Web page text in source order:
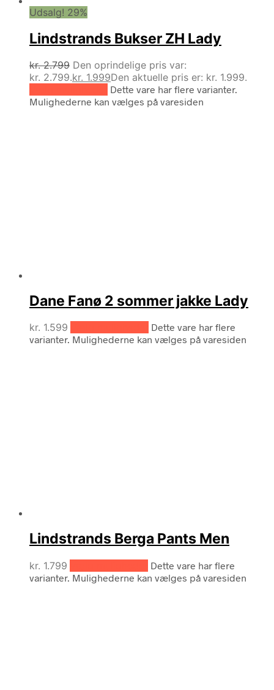
Udsalg! 29%
Lindstrands Bukser ZH Lady
kr.2.799 Den oprindelige pris var:
kr. 2.799.kr. 1.999Den aktuelle pris er: kr. 1.999.
Dette vare har flere varianter.
Mulighederne kan vælges på varesiden
Dane Fanø 2 sommer jakke Lady
kr. 1.599
Dette vare har flere
varianter. Mulighederne kan vælges på varesiden
Lindstrands Berga Pants Men
kr. 1.799
Dette vare har flere
varianter. Mulighederne kan vælges på varesiden